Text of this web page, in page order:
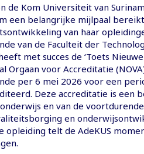
de Kom Universiteit van
een belangrijke mijlpaal
van haar
van de Faculteit der
met succes de ‘Toets
Orgaan voor Accreditatie
per 6 mei 2026 voor een
Deze accreditatie is een
en van de
en
opleiding telt de AdeKUS